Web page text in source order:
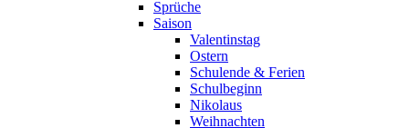
Sprüche
Saison
Valentinstag
Ostern
Schulende & Ferien
Schulbeginn
Nikolaus
Weihnachten